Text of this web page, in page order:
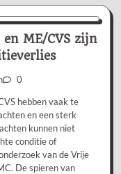
ME/CVS zijn
0
hebben vaak te
en een sterk
kunnen niet
conditie of
van de Vrije
De spieren van